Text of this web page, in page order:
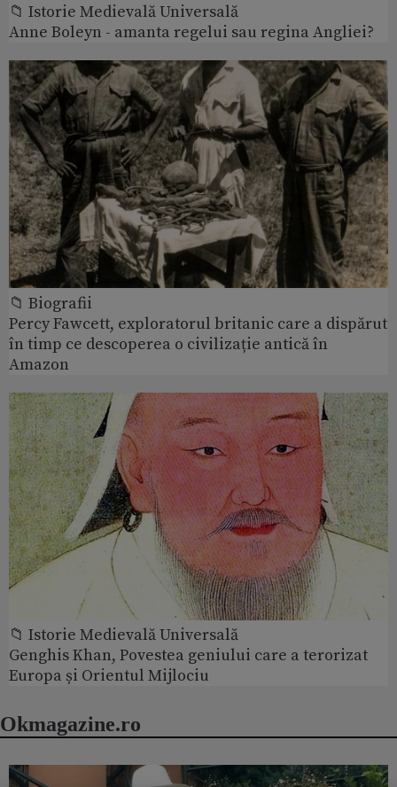
📁 Istorie Medievală Universală
Anne Boleyn - amanta regelui sau regina Angliei?
📁 Biografii
Percy Fawcett, exploratorul britanic care a dispărut
în timp ce descoperea o civilizație antică în
Amazon
📁 Istorie Medievală Universală
Genghis Khan, Povestea geniului care a terorizat
Europa și Orientul Mijlociu
Okmagazine.ro